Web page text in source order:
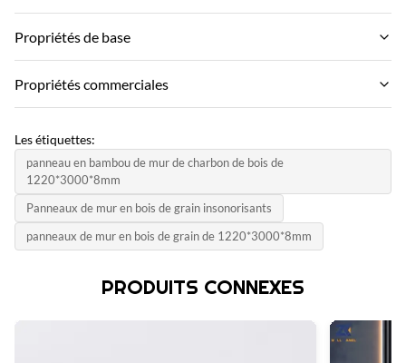
Material:
Function:
Color:
divers et personnalisés
Product Name:
Panneau mural en PVC, panneau mural décoratif, panneau
mural de décoration de plafond en PVC
Propriétés de base
Nom de marque:
Modèle de produit:
1220 * 2440 * 5 mm / 8 mm
Certificat:
ISO9001
Propriétés commerciales
Négocier
Prix unitaire:
Negotiate
Méthode de paiement:
Les étiquettes:
panneau en bambou de mur de charbon de bois de
1220*3000*8mm
Panneaux de mur en bois de grain insonorisants
panneaux de mur en bois de grain de 1220*3000*8mm
PRODUITS CONNEXES